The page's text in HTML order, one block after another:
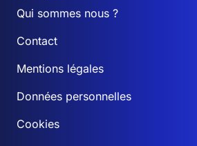
Qui sommes nous ?
Contact
Mentions légales
Données personnelles
Cookies